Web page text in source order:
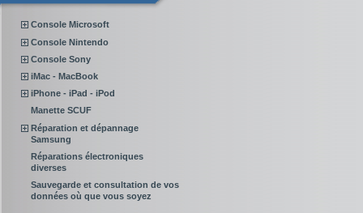
Console Microsoft
Console Nintendo
Console Sony
iMac - MacBook
iPhone - iPad - iPod
Manette SCUF
Réparation et dépannage
Samsung
Réparations électroniques
diverses
Sauvegarde et consultation de vos
données où que vous soyez